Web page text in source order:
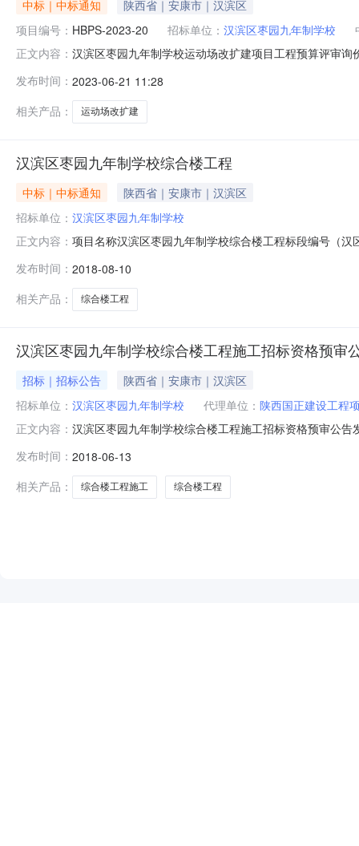
中标｜中标通知
陕西省｜安康市｜汉滨区
项目编号： HBPS-2023-20 招标单位： 汉滨区枣园九年制学校
正文内容： 汉滨区枣园九年制学校运动场改扩建项目工程预算评审
费费率：0.3%四、询价小组名单：项目名称采购人代表
六、凡对本次公告内容提出询
发布时间： 2023-06-21 11:28
相关产品：
运动场改扩建
汉滨区枣园九年制学校综合楼工程
中标｜中标通知
陕西省｜安康市｜汉滨区
招标单位： 汉滨区枣园九年制学校
正文内容： 项目名称汉滨区枣园九年制学校综合楼工程标段编号（
（元）1陕西佳乐建设集团有限公司周元换陕
发布时间： 2018-08-10
相关产品：
综合楼工程
汉滨区枣园九年制学校综合楼工程施工招标资格预审
招标｜招标公告
陕西省｜安康市｜汉滨区
招标单位： 汉滨区枣园九年制学校 代理单位： 陕西国正建设工程
正文内容： 汉滨区枣园九年制学校综合楼工程施工招标资格预审公
汉发改字【2018】388号文件下达投资计划；项目业主
发布时间： 2018-06-13
相关产品：
综合楼工程施工 综合楼工程